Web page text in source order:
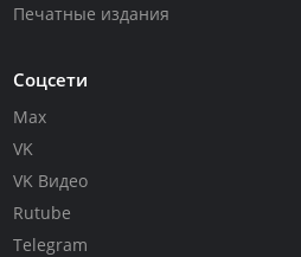
Печатные издания
Соцсети
Max
VK
VK Видео
Rutube
Telegram